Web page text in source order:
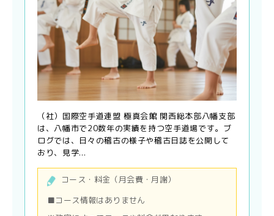
（社）国際空手道連盟 極真会館 関西総本部八幡支部
は、八幡市で20数年の実績を持つ空手道場です。ブ
ログでは、日々の稽古の様子や稽古日誌を公開して
おり、見学...
コース・料金（月会費・月謝）
■コース情報はありません